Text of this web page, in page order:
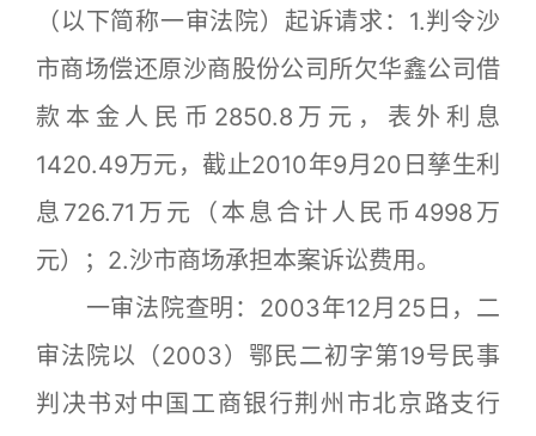
（以下简称一审法院）起诉请求：1.判令沙
市商场偿还原沙商股份公司所欠华鑫公司借
款本金人民币2850.8万元，表外利息
1420.49万元，截止2010年9月20日孳生利
息726.71万元（本息合计人民币4998万
元）；2.沙市商场承担本案诉讼费用。
一审法院查明：2003年12月25日，二
审法院以（2003）鄂民二初字第19号民事
判决书对中国工商银行荆州市北京路支行